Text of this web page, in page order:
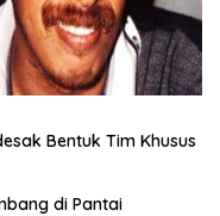
Bentuk Tim Khusus
di Pantai